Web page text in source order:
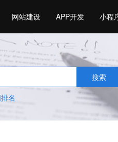
网站建设 APP开发 小程
搜索
名